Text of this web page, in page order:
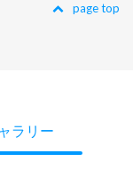
page top
ラリー